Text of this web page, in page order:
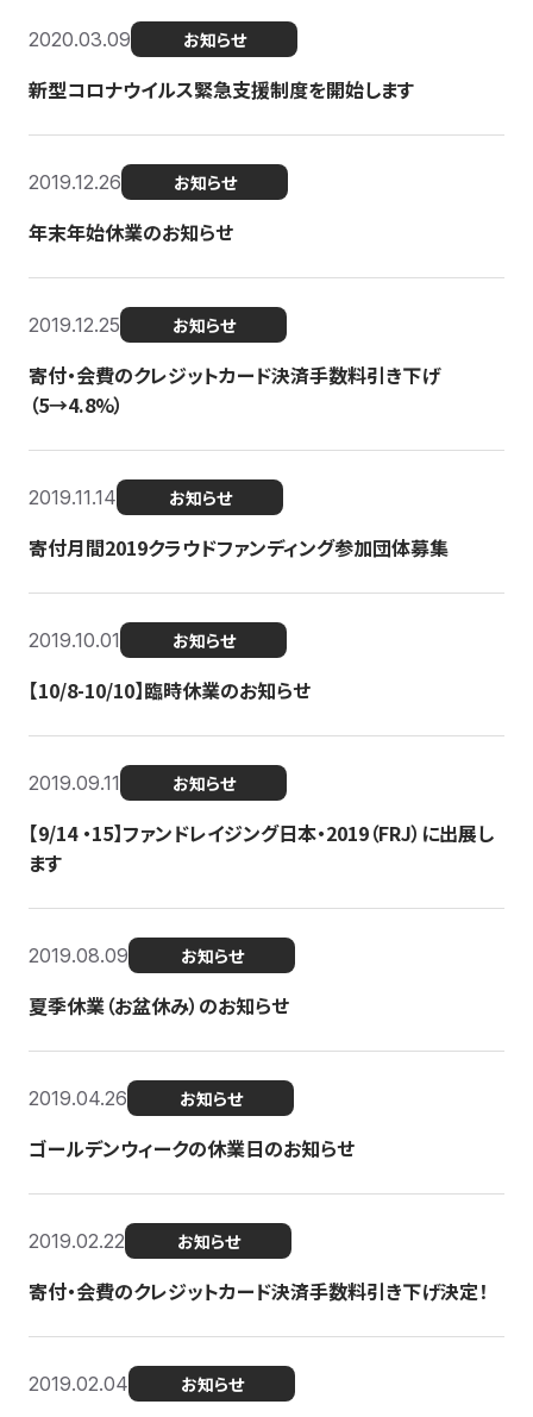
2020.03.09 お知らせ
新型コロナウイルス緊急支援制度を開始します
2019.12.26 お知らせ
年末年始休業のお知らせ
2019.12.25 お知らせ
寄付・会費のクレジットカード決済手数料引き下げ
（5→4.8%）
2019.11.14 お知らせ
寄付月間2019クラウドファンディング参加団体募集
2019.10.01 お知らせ
【10/8-10/10】臨時休業のお知らせ
2019.09.11 お知らせ
【9/14 ・15】ファンドレイジング日本・2019（FRJ）に出展し
ます
2019.08.09 お知らせ
夏季休業（お盆休み）のお知らせ
2019.04.26 お知らせ
ゴールデンウィークの休業日のお知らせ
2019.02.22 お知らせ
寄付・会費のクレジットカード決済手数料引き下げ決定！
2019.02.04 お知らせ